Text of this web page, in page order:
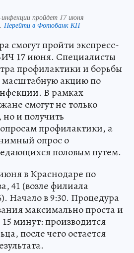
пройдет 17 июня
Перейти в Фотобанк КП
смогут пройти экспресс-
17 июня. Специалисты
профилактики и борьбы
акцию по
В рамках
смогут не только
но и получить
профилактики, а
опрос о
половым путем.
в Краснодаре по
41 (возле филиала
Начало в 9:30. Процедура
максимально проста и
минут: производится
после чего остается